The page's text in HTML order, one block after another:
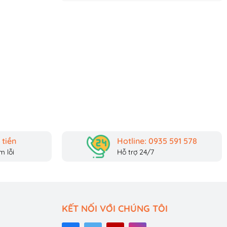
tiền
lỗi
Hotline: 0935 591 578
Hỗ trợ 24/7
KẾT NỐI VỚI CHÚNG TÔI